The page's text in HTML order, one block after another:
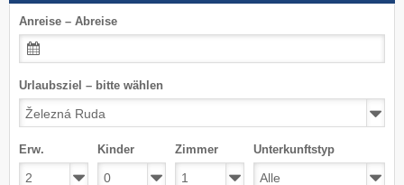
Anreise – Abreise
Urlaubsziel – bitte wählen
Erw. Kinder Zimmer Unterkunftstyp